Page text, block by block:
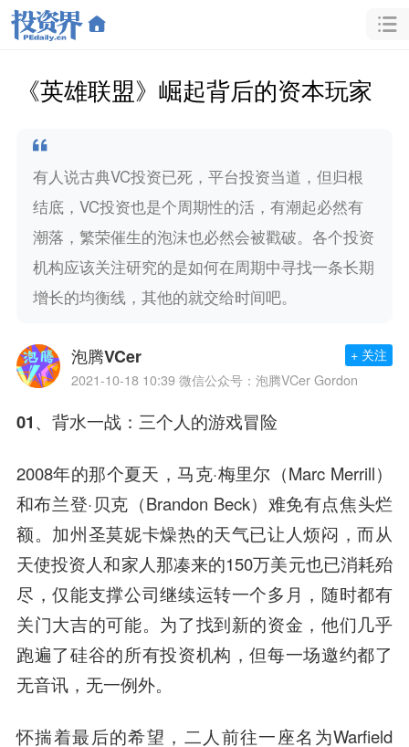
《英雄联盟》崛起背后的资本玩家
有人说古典VC投资已死，平台投资当道，但归根
结底，VC投资也是个周期性的活，有潮起必然有
潮落，繁荣催生的泡沫也必然会被戳破。各个投资
机构应该关注研究的是如何在周期中寻找一条长期
增长的均衡线，其他的就交给时间吧。
泡腾VCer
2021-10-18 10:39 微信公众号：泡腾VCer Gordon
+ 关注
01、 背水一战：三个人的游戏冒险
2008年的那个夏天 ，马克·梅里尔（Marc Merrill）
和布兰登·贝克（Brandon Beck）难免有点焦头烂
额。加州圣莫妮卡燥热的天气已让人烦闷，而从
天使投资人和家人那凑来的150万美元也已消耗殆
尽，仅能支撑公司继续运转一个多月，随时都有
关门大吉的可能。为了找到新的资金，他们几乎
跑遍了硅谷的所有投资机构，但每一场邀约都了
无音讯，无一例外。
怀揣着最后的希望，二人前往一座名为Warfield